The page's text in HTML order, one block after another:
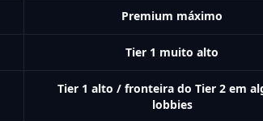
Premium máximo
Tier 1 muito alto
Tier 1 alto / fronteira do Tier 2 em
lobbies